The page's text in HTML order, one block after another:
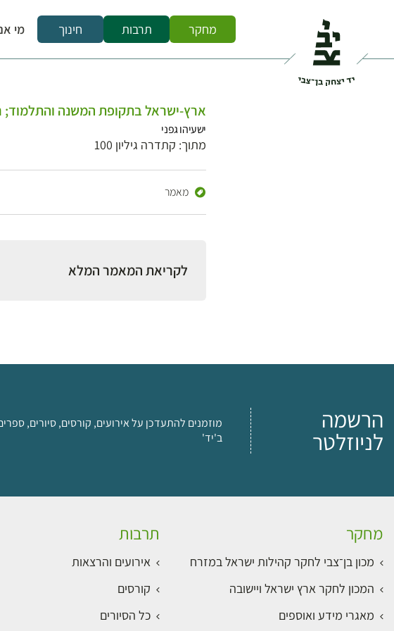
מחקר תרבות חינוך מי
ארץ-ישראל בתקופת המשנה והתלמוד;
ישעיהו גפני
מתוך: קתדרה גיליון 100
מאמר
לקריאת המאמר המלא
הרשמה
לניוזלטר
מוזמנים להתעדכן על אירועים, קורסים, סיורים,
ב'יד'
מחקר
מכון בן־צבי לחקר קהילות ישראל במזרח
המכון לחקר ארץ ישראל ויישובה
מאגרי מידע ואוספים
תרבות
אירועים והרצאות
קורסים
כל הסיורים